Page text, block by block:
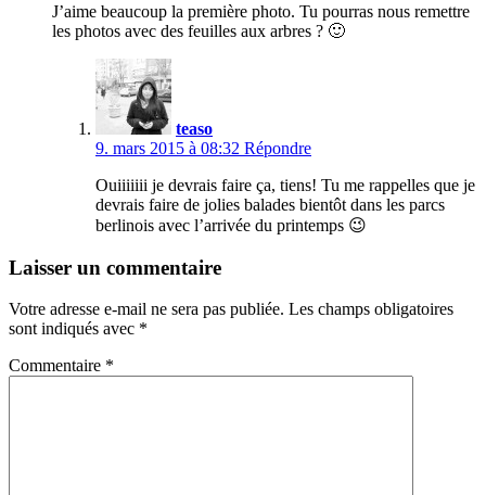
J’aime beaucoup la première photo. Tu pourras nous remettre
les photos avec des feuilles aux arbres ? 🙂
teaso
9. mars 2015 à 08:32 Répondre
Ouiiiiiii je devrais faire ça, tiens! Tu me rappelles que je
devrais faire de jolies balades bientôt dans les parcs
berlinois avec l’arrivée du printemps 😉
Laisser un commentaire
Votre adresse e-mail ne sera pas publiée. Les champs obligatoires
sont indiqués avec *
Commentaire *